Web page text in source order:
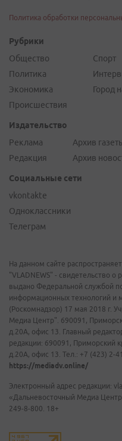
Политика обработки
Рубрики
Общество
Политика
Экономика
Происшествия
Спорт
Город
Издательство
Реклама
Редакция
Архив
Архив
Социальные сети
vkontakte
Одноклассники
Телеграм
На данном сайте
"VLADNEWS" - свидетельство
выдано Федеральной службой
информационных технологий и
(Роскомнадзор) 17 мая 2018 г.
Медиа Центр". 690091,
д.20А, офис 13. Главный
редакции: 690091, Приморский
д.20А, офис 13. Тел.: +7 (423) 2-
https://mediadv.online/
Электронный адрес редакции:
«Дальневосточный Медиа
249-8-800. 18+